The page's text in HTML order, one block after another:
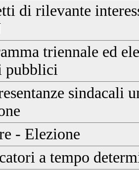
di rilevante
triennale ed
pubblici
sindacali
- Elezione
a tempo